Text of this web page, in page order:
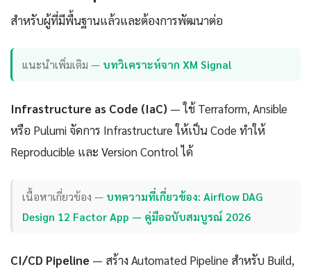
สำหรับผู้ที่มีพื้นฐานแล้วและต้องการพัฒนาต่อ
แนะนำเพิ่มเติม — บทวิเคราะห์จาก XM Signal
Infrastructure as Code (IaC) — ใช้ Terraform, Ansible
หรือ Pulumi จัดการ Infrastructure ให้เป็น Code ทำให้
Reproducible และ Version Control ได้
เนื้อหาเกี่ยวข้อง — บทความที่เกี่ยวข้อง: Airflow DAG
Design 12 Factor App — คู่มือฉบับสมบูรณ์ 2026
CI/CD Pipeline — สร้าง Automated Pipeline สำหรับ Build,